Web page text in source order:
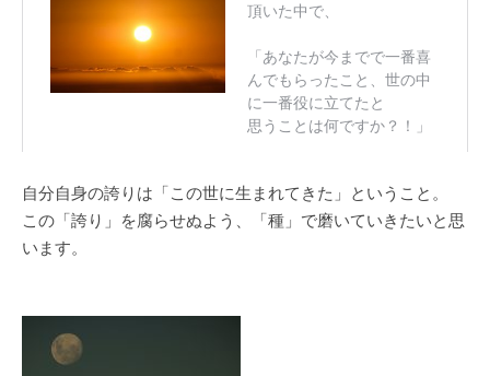
自分自身の誇りは「この世に生まれてきた」ということ。
この「誇り」を腐らせぬよう、「種」で磨いていきたいと思
います。